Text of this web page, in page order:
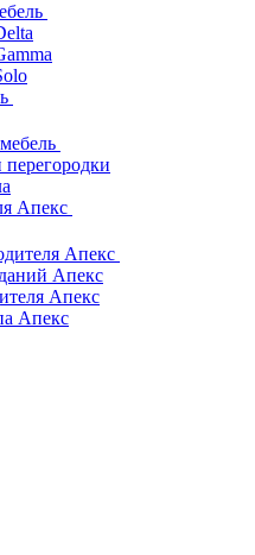
Апекс
Апекс
Апекс
Апекс
Апекс